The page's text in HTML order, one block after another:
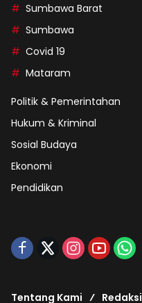
Sumbawa Barat
Sumbawa
Covid 19
Mataram
Politik & Pemerintahan
Hukum & Kriminal
Sosial Budaya
Ekonomi
Pendidikan
Tentang Kami Redaksi